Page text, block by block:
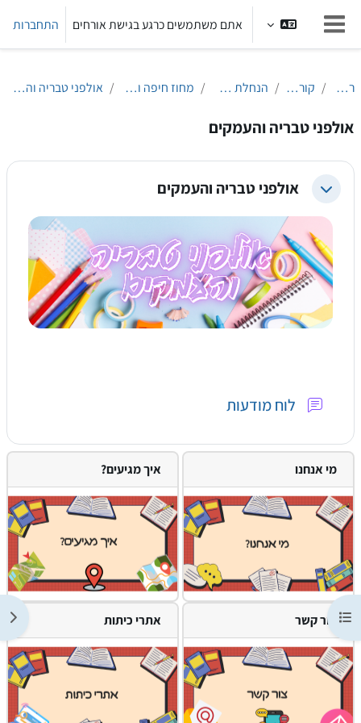
חלון סקירה צדדי
אתם משתמשים כרגע בגישת אורחים התחברות
רשימת הנושאים בקורס
ראשי קורסים הנחלת הלשון מחוז חיפה והצפון אולפני טבריה והעמקים
אולפני טבריה והעמקים
צמצום אולפני טבריה והעמקים
לוח מודעות
מי אנחנו איך מגיעים?
צור קשר אתרי כיתות